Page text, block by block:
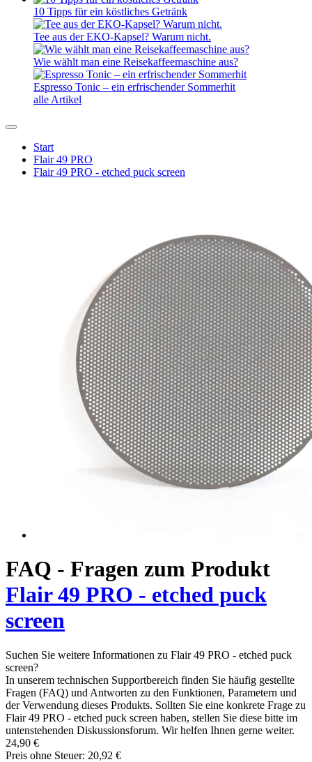
10 Tipps für ein köstliches Getränk
Tee aus der EKO-Kapsel? Warum nicht.
Wie wählt man eine Reisekaffeemaschine aus?
Espresso Tonic – ein erfrischender Sommerhit
alle Artikel
Start
Flair 49 PRO
Flair 49 PRO - etched puck screen
FAQ - Fragen zum Produkt
Flair 49 PRO - etched puck
screen
Suchen Sie weitere Informationen zu Flair 49 PRO - etched puck
screen?
In unserem technischen Supportbereich finden Sie häufig gestellte
Fragen (FAQ) und Antworten zu den Funktionen, Parametern und
der Verwendung dieses Produkts. Sollten Sie eine konkrete Frage zu
Flair 49 PRO - etched puck screen haben, stellen Sie diese bitte im
untenstehenden Diskussionsforum. Wir helfen Ihnen gerne weiter.
24,90 €
Preis ohne Steuer: 20,92 €